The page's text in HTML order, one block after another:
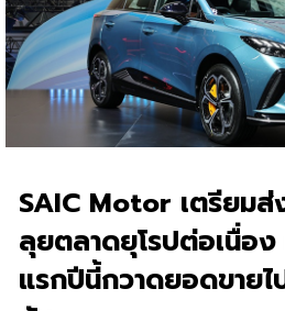
SAIC Motor เตรียม
ลุยตลาดยุโรปต่อเนื่อ
แรกปีนี้กวาดยอดขาย